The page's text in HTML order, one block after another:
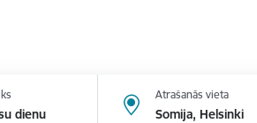
dienu
Atrašanās vieta
Somija, Helsinki